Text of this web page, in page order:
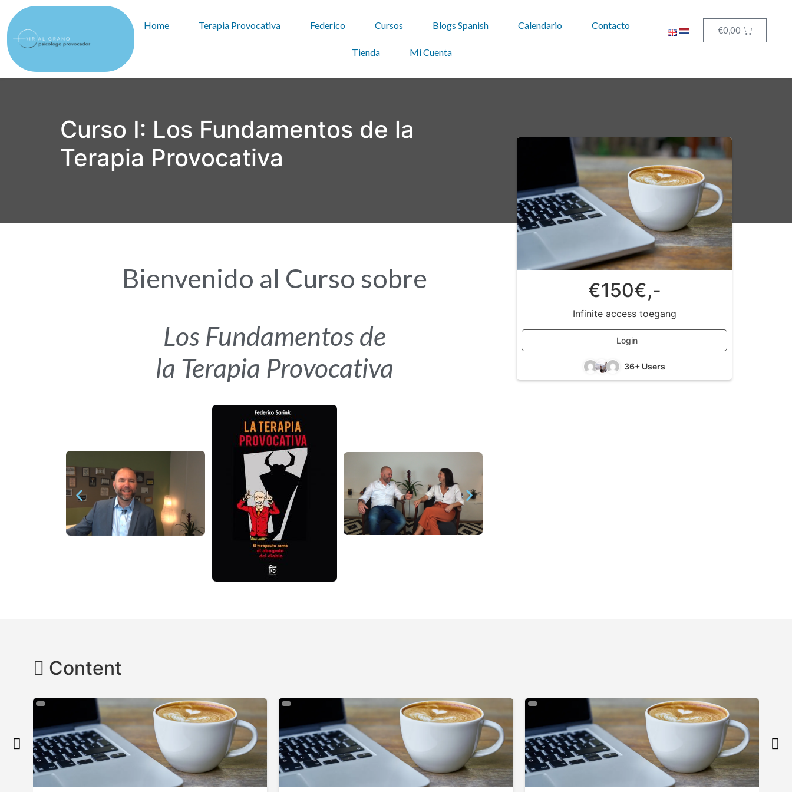
Home Terapia Provocativa Federico Cursos Blogs Spanish Calendario Contacto
Tienda Mi Cuenta
€0,00
Curso I: Los Fundamentos de la
Terapia Provocativa
Bienvenido al Curso sobre
Los Fundamentos de
la Terapia Provocativa
€150€,-
Infinite access toegang
Login
36+ Users
Content